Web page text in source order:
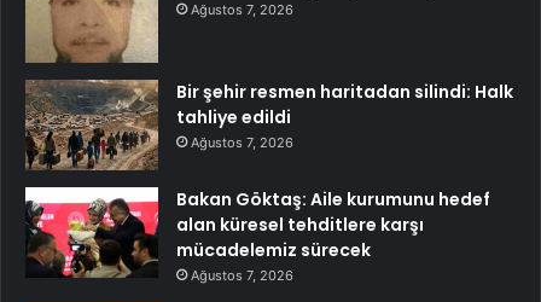
Ağustos 7, 2026
Bir şehir resmen haritadan silindi: Halk
tahliye edildi
Ağustos 7, 2026
Bakan Göktaş: Aile kurumunu hedef
alan küresel tehditlere karşı
mücadelemiz sürecek
Ağustos 7, 2026